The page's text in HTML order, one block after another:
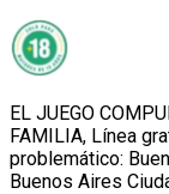
EL JUEGO
FAMILIA, Línea
problemático:
Buenos Aires